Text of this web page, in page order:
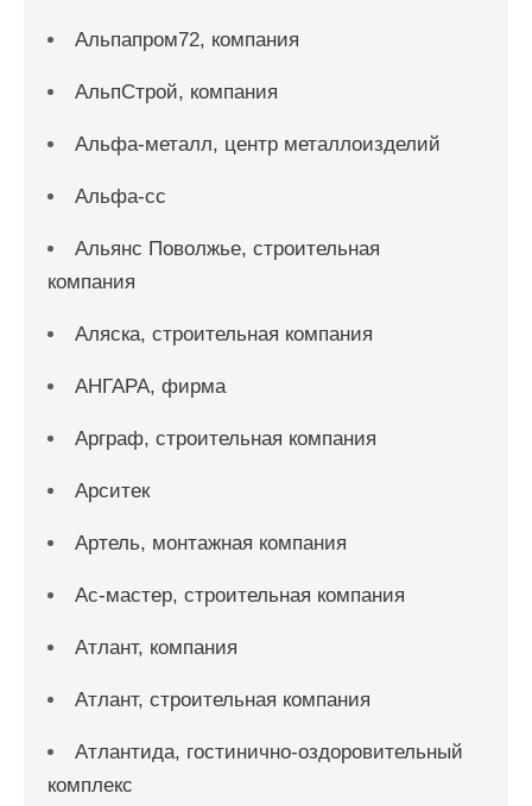
Альпапром72, компания
АльпСтрой, компания
Альфа-металл, центр металлоизделий
Альфа-сс
Альянс Поволжье, строительная
компания
Аляска, строительная компания
АНГАРА, фирма
Арграф, строительная компания
Арситек
Артель, монтажная компания
Ас-мастер, строительная компания
Атлант, компания
Атлант, строительная компания
Атлантида, гостинично-оздоровительный
комплекс